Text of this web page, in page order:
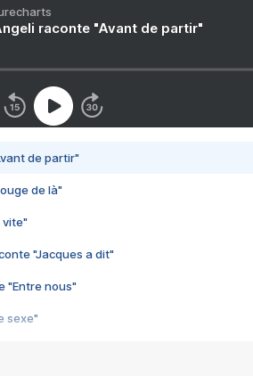
raconte "Avant de partir"
de partir"
de là"
vite"
"Jacques a dit"
"Entre nous"
sexe"